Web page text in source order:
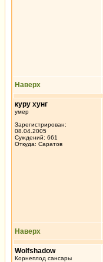
Наверх
куру хунг
умер
Зарегистрирован:
08.04.2005
Суждений: 661
Откуда: Саратов
Наверх
Wolfshadow
Корнеплод сансары